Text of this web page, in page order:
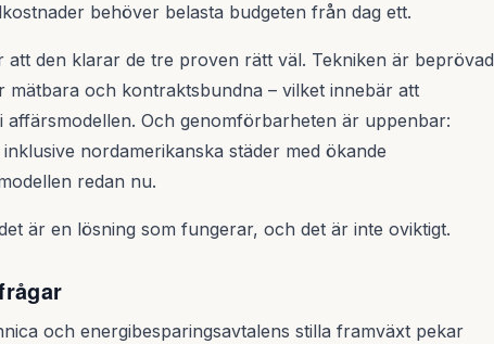
behöver belasta budgeten från dag ett.
att den klarar de tre proven rätt väl. Tekniken är beprövad
mätbara och kontraktsbundna – vilket innebär att
Och genomförbarheten är uppenbar:
nordamerikanska städer med ökande
redan nu.
är en lösning som fungerar, och det är inte oviktigt.
och energibesparingsavtalens stilla framväxt pekar